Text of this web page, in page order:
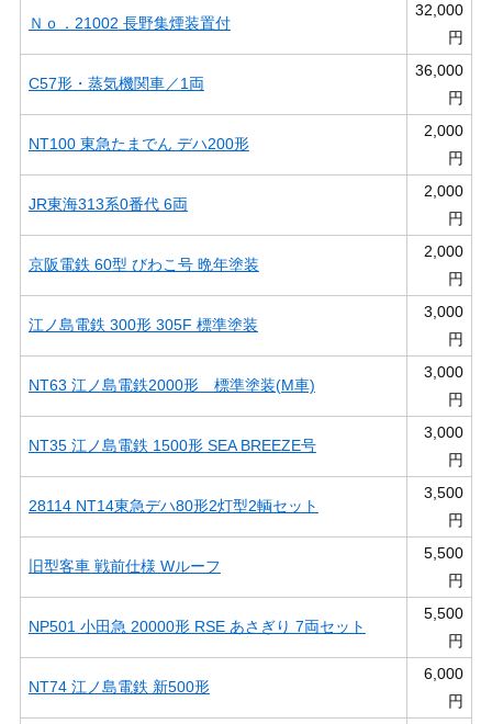
Ｎｏ．21002 長野集煙装置付
32,000
円
C57形・蒸気機関車／1両
36,000
円
NT100 東急たまでん デハ200形
2,000
円
JR東海313系0番代 6両
2,000
円
京阪電鉄 60型 びわこ号 晩年塗装
2,000
円
江ノ島電鉄 300形 305F 標準塗装
3,000
円
NT63 江ノ島電鉄2000形 標準塗装(M車)
3,000
円
NT35 江ノ島電鉄 1500形 SEA BREEZE号
3,000
円
28114 NT14東急デハ80形2灯型2輌セット
3,500
円
旧型客車 戦前仕様 Wルーフ
5,500
円
NP501 小田急 20000形 RSE あさぎり 7両セット
5,500
円
NT74 江ノ島電鉄 新500形
6,000
円